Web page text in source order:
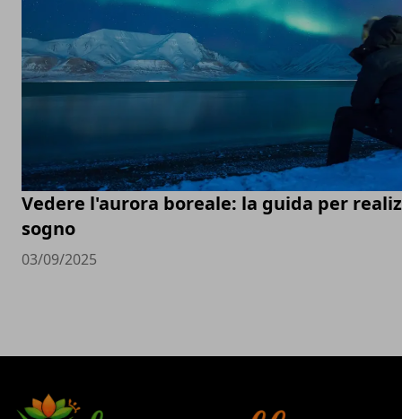
Vedere l'aurora boreale: la guida per
sogno
03/09/2025